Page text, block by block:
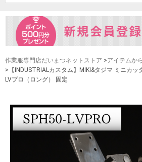
作業服専門店だいまつネットストア >アイテムか
>【INDUSTRIALカスタム】MIKI&タジマ ミニカッ
LVプロ（ロング） 固定